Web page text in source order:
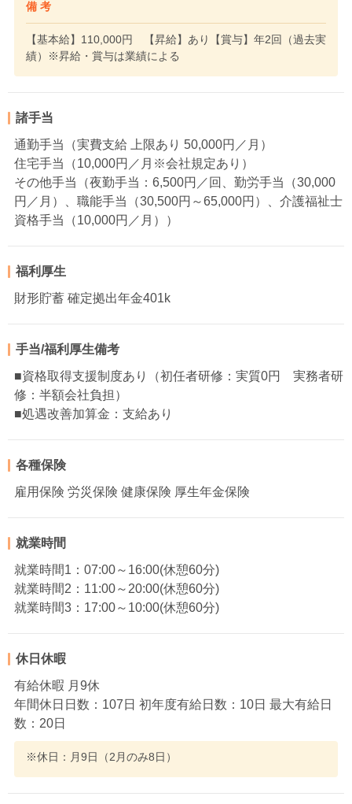
備 考
【基本給】110,000円 【昇給】あり【賞与】年2回（過去実
績）※昇給・賞与は業績による
諸手当
通勤手当（実費支給 上限あり 50,000円／月）
住宅手当（10,000円／月※会社規定あり）
その他手当（夜勤手当：6,500円／回、勤労手当（30,000
円／月）、職能手当（30,500円～65,000円）、介護福祉士
資格手当（10,000円／月））
福利厚生
財形貯蓄 確定拠出年金401k
手当/福利厚生備考
■資格取得支援制度あり（初任者研修：実質0円 実務者研
修：半額会社負担）
■処遇改善加算金：支給あり
各種保険
雇用保険 労災保険 健康保険 厚生年金保険
就業時間
就業時間1：07:00～16:00(休憩60分)
就業時間2：11:00～20:00(休憩60分)
就業時間3：17:00～10:00(休憩60分)
休日休暇
有給休暇 月9休
年間休日日数：107日 初年度有給日数：10日 最大有給日
数：20日
※休日：月9日（2月のみ8日）